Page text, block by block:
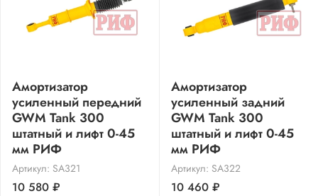
Амортизатор
усиленный передний
GWM Tank 300
штатный и лифт 0-45
мм РИФ
Артикул: SA321
10 580 ₽
Амортизатор
усиленный задний
GWM Tank 300
штатный и лифт 0-45
мм РИФ
Артикул: SA322
10 460 ₽